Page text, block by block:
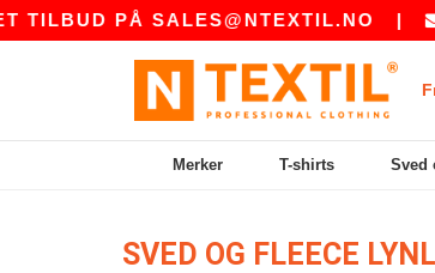
PÅ SALES@NTEXTIL.NO|
Merker T-shirts Sved
SVED OG FLEECE